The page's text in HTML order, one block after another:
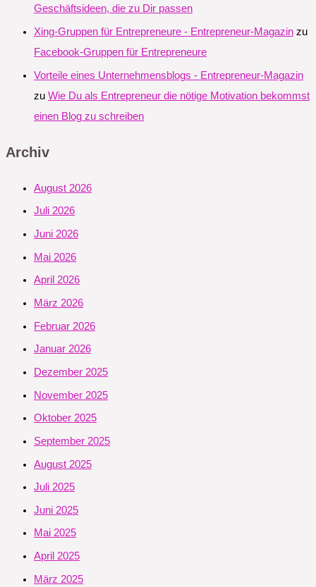
Geschäftsideen, die zu Dir passen
Xing-Gruppen für Entrepreneure - Entrepreneur-Magazin zu
Facebook-Gruppen für Entrepreneure
Vorteile eines Unternehmensblogs - Entrepreneur-Magazin
zu Wie Du als Entrepreneur die nötige Motivation bekommst
einen Blog zu schreiben
Archiv
August 2026
Juli 2026
Juni 2026
Mai 2026
April 2026
März 2026
Februar 2026
Januar 2026
Dezember 2025
November 2025
Oktober 2025
September 2025
August 2025
Juli 2025
Juni 2025
Mai 2025
April 2025
März 2025